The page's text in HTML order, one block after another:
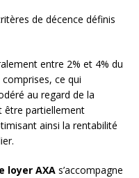
de décence définis
entre 2% et 4% du
ce qui
au regard de la
être partiellement
ainsi la rentabilité
loyer AXA s’accompagne